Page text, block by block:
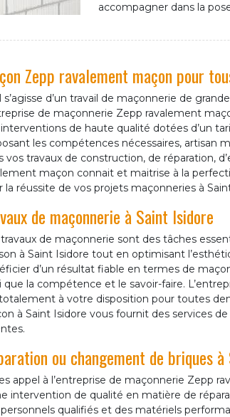
accompagner dans la
Zepp ravalement maçon pour
s’agisse d’un travail de maçonnerie de
de maçonnerie Zepp ravalement
de haute qualité dotées d’un
les compétences nécessaires, artisan
vos travaux de construction, de réparation,
maçon connait et maitrise à la
la réussite de vos projets maçonneries à
de maçonnerie à Saint Isidore
travaux de maçonnerie sont des tâches
à Saint Isidore tout en optimisant
d’un résultat fiable en termes de
que la compétence et le savoir-faire.
à votre disposition pour toutes
à Saint Isidore vous fournit des services
ou changement de briques
appel à l’entreprise de maçonnerie Zepp
intervention de qualité en matière de
qualifiés et des matériels